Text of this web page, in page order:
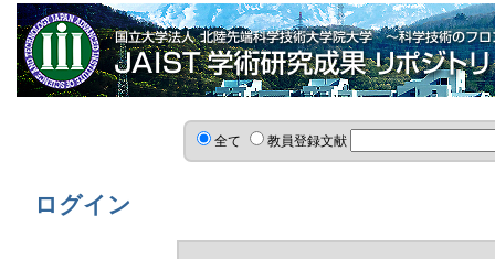
全て 教員登録文献
ログイン